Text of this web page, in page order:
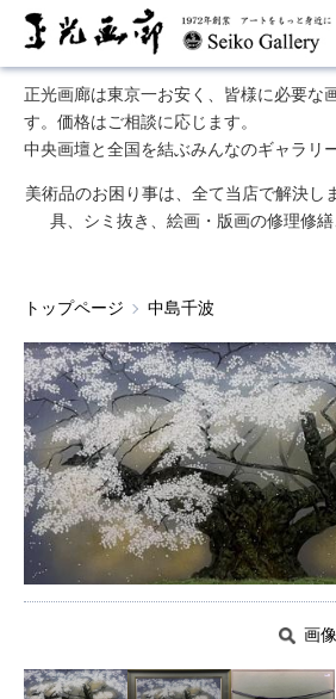
正光画廊は東京一お安く、皆様に必要な
す。価格はご相談に応じます。
中央画壇と全国を結ぶみんなのギャラリー
美術品のお困り事は、全て当店で解決し
具、シミ抜き、絵画・版画の修理修
トップページ 中島千波
画